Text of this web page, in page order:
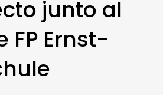
junto al
FP Ernst-